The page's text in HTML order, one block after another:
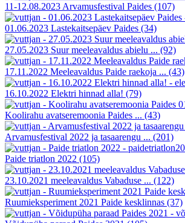
11-12.08.2023 Arvamusfestival Paides (107)
01.06.2023 Lastekaitsepäev Paides (34)
27.05.2023 Suur meeleavaldus abielu ... (92)
17.11.2022 Meeleavaldus Paide raekoja ... (43)
16.10.2022 Elektri hinnad alla! (79)
Koolirahu avatseremoonia Paides ... (43)
Arvamusfestival 2022 ja tasaarengu ... (201)
Paide triatlon 2022 (105)
23.10.2021 meeleavaldus Vabaduse ... (122)
Ruumieksperiment 2021 Paide kesklinnas (37)